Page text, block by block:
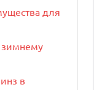
для
зимнему
в